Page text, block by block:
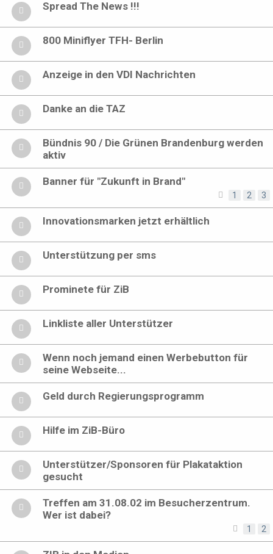
Spread The News !!!
800 Miniflyer TFH- Berlin
Anzeige in den VDI Nachrichten
Danke an die TAZ
Bündnis 90 / Die Grünen Brandenburg werden
aktiv
Banner für "Zukunft in Brand"
1 2 3
Innovationsmarken jetzt erhältlich
Unterstützung per sms
Prominete für ZiB
Linkliste aller Unterstützer
Wenn noch jemand einen Werbebutton für
seine Webseite...
Geld durch Regierungsprogramm
Hilfe im ZiB-Büro
Unterstützer/Sponsoren für Plakataktion
gesucht
Treffen am 31.08.02 im Besucherzentrum.
Wer ist dabei?
1 2